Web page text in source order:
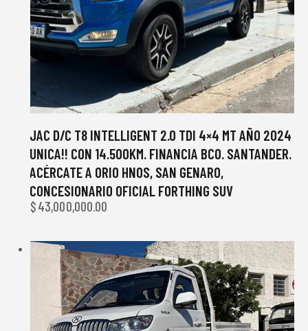
JAC D/C T8 INTELLIGENT 2.0 TDI 4×4 MT AÑO 2024
UNICA!! CON 14.500KM. FINANCIA BCO. SANTANDER.
ACÉRCATE A ORIO HNOS, SAN GENARO,
CONCESIONARIO OFICIAL FORTHING SUV
$43,000,000.00